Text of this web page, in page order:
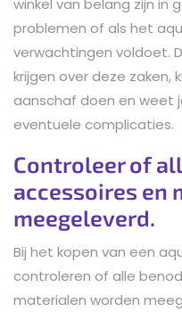
problemen of als het
verwachtingen voldoet.
krijgen over deze zaken,
aanschaf doen en weet
eventuele complicaties.
Controleer of
accessoires en
meegeleverd.
Bij het kopen van een
controleren of alle
materialen worden